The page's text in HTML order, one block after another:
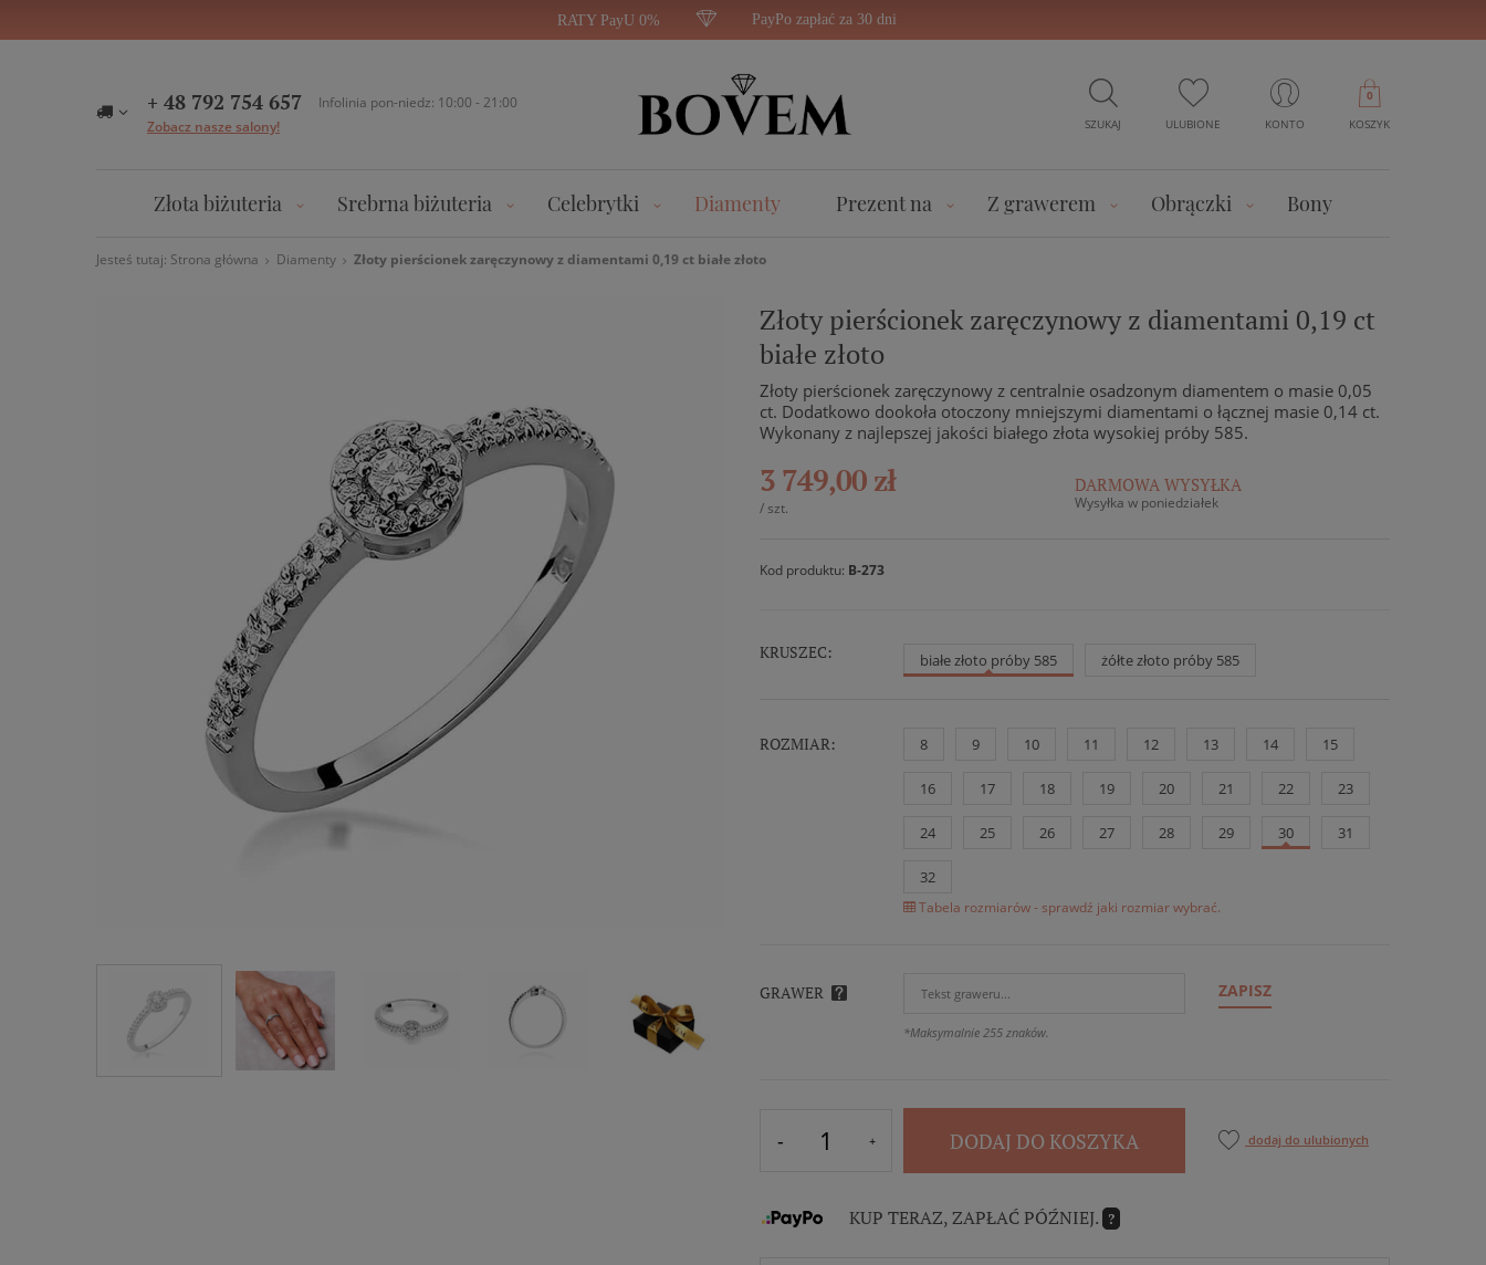
RATY PayU 0% PayPo zapłać za 30 dni
+ 48 792 754 657
Infolinia pon-niedz: 10:00 - 21:00
Zobacz nasze salony!
SZUKAJ ULUBIONE KONTO KOSZYK
0
Złota biżuteria Srebrna biżuteria Celebrytki Diamenty Prezent na Z grawerem Obrączki Bony
Jesteś tutaj: Strona główna Diamenty Złoty pierścionek zaręczynowy z diamentami 0,19 ct białe złoto
Złoty pierścionek zaręczynowy z diamentami 0,19 ct
białe złoto
Złoty pierścionek zaręczynowy z centralnie osadzonym diamentem o masie 0,05
ct. Dodatkowo dookoła otoczony mniejszymi diamentami o łącznej masie 0,14 ct.
Wykonany z najlepszej jakości białego złota wysokiej próby 585.
3 749,00 zł
/ szt.
DARMOWA WYSYŁKA
Wysyłka w poniedziałek
Kod produktu: B-273
KRUSZEC: białe złoto próby 585 żółte złoto próby 585
ROZMIAR: 8 9 10 11 12 13 14 15
16 17 18 19 20 21 22 23
24 25 26 27 28 29 30 31
32
Tabela rozmiarów - sprawdź jaki rozmiar wybrać.
GRAWER ZAPISZ
*Maksymalnie 255 znaków.
DODAJ DO KOSZYKA dodaj do ulubionych
KUP TERAZ, ZAPŁAĆ PÓŹNIEJ. ?